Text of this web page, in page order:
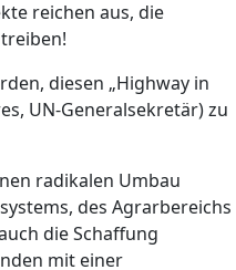
reichen aus, die
diesen „Highway in
UN-Generalsekretär) zu
radikalen Umbau
des Agrarbereichs
die Schaffung
mit einer